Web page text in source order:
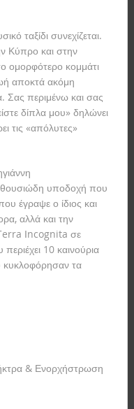
ταξίδι συνεχίζεται.
Κύπρο και στην
ομορφότερο κομμάτι
αποκτά ακόμη
Σας περιμένω και σας
δίπλα μου» δηλώνει
τις «απόλυτες»
υποδοχή που
έγραψε ο ίδιος και
αλλά και την
Ιncognita σε
10 καινούρια
κυκλοφόρησαν τα
& Ενορχήστρωση